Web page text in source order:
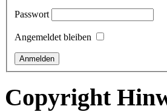
Passwort
Angemeldet bleiben
Copyright